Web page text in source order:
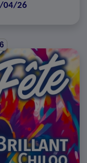
04/26